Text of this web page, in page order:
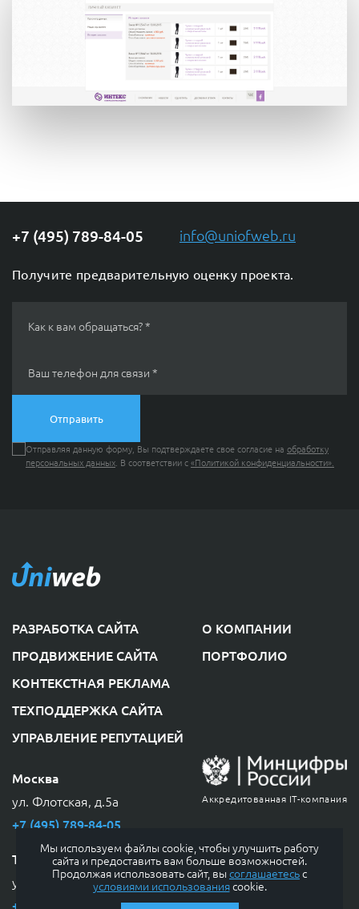
+7 (495) 789-84-05 info@uniofweb.ru
Получите предварительную оценку проекта.
Как к вам обращаться? *
Ваш телефон для связи *
Отправляя данную форму, Вы подтверждаете свое согласие на обработку
персональных данных . В соответствии с«Политикой конфиденциальности».
РАЗРАБОТКА САЙТА
ПРОДВИЖЕНИЕ САЙТА
КОНТЕКСТНАЯ РЕКЛАМА
ТЕХПОДДЕРЖКА САЙТА
УПРАВЛЕНИЕ РЕПУТАЦИЕЙ
О КОМПАНИИ
ПОРТФОЛИО
Аккредитованная IT-компания
Согласие на обработку
персональных данных
Политика
конфиденциальности
Москва
ул. Флотская, д.5а
+7 (495) 789-84-05
Тула
ул. Тургеневская, д.50, оф. 101
+7 (4872) 711-412
Мы используем файлы cookie, чтобы улучшить работу
сайта и предоставить вам больше возможностей.
Продолжая использовать сайт, вы соглашаетесьс
условиями использованияcookie.
Мессенджеры
Telegram MAX